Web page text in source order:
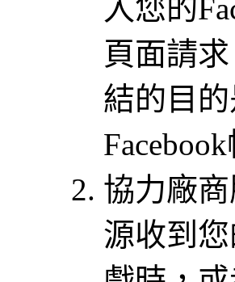
入您的
頁面請
結的目
協力廠
源收到